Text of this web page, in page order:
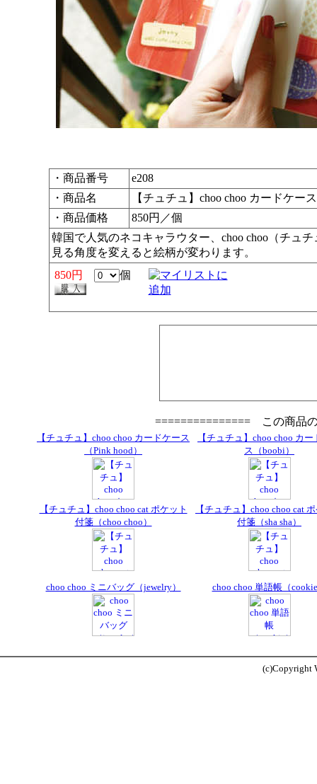
・商品番号
e208
・商品名
【チュチュ】choo choo カードケー
・商品価格
850円／個
韓国で人気のネコキャラウター、choo choo（チュ
見る角度を変えると絵柄が変わります。
850円
個
=============== この商品
【チュチュ】choo choo カードケース
（Pink hood）
【チュチュ】choo choo カ
ス（boobi）
【チュチュ】choo choo cat ポケット
付箋（choo choo）
【チュチュ】choo choo cat
付箋（sha sha）
choo choo ミニバッグ（jewelry） choo choo 単語帳（
(c)Copyright